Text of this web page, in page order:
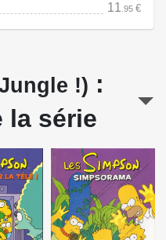
11 .95 €
!) :
la série